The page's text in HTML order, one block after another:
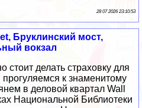
28 07 2026 23:10:53
Бруклинский мост,
вокзал
стоит делать страховку для
к знаменитому
в деловой квартал Wall
Национальной Библиотеки